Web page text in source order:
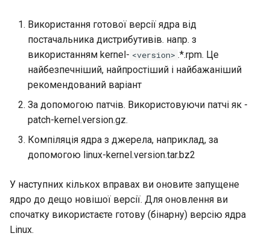
Використання готової версії ядра від
постачальника дистрибутивів. напр. з
використанням kernel- <version> .*.rpm. Це
найбезпечніший, найпростіший і найбажаніший
рекомендований варіант
За допомогою патчів. Використовуючи патчі як -
patch-kernel.version.gz.
Компіляція ядра з джерела, наприклад, за
допомогою linux-kernel.version.tar.bz2
У наступних кількох вправах ви оновите запущене
ядро до дещо новішої версії. Для оновлення ви
спочатку використаєте готову (бінарну) версію ядра
Linux.